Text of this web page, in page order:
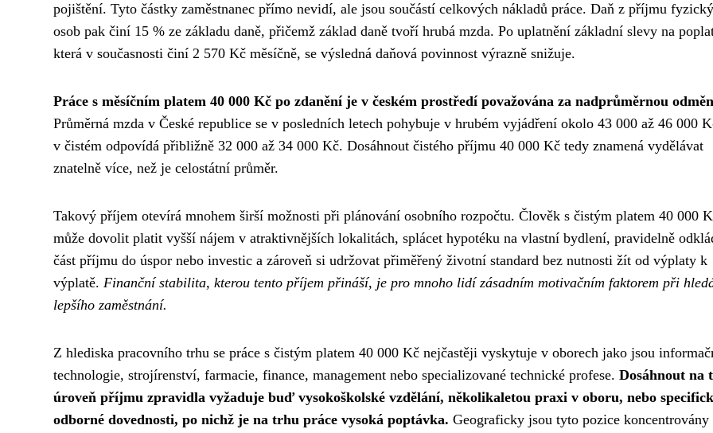
pojištění. Tyto částky zaměstnanec přímo nevidí, ale jsou součástí celkových nákladů práce. Daň z příjmu
osob pak činí 15 % ze základu daně, přičemž základ daně tvoří hrubá mzda. Po uplatnění základní slevy na
která v současnosti činí 2 570 Kč měsíčně, se výsledná daňová povinnost výrazně snižuje.
Práce s měsíčním platem 40 000 Kč po zdanění je v českém prostředí považována za nadprůměrnou
Průměrná mzda v České republice se v posledních letech pohybuje v hrubém vyjádření okolo 43 000 až 46 000
v čistém odpovídá přibližně 32 000 až 34 000 Kč. Dosáhnout čistého příjmu 40 000 Kč tedy znamená vydělávat
znatelně více, než je celostátní průměr.
Takový příjem otevírá mnohem širší možnosti při plánování osobního rozpočtu. Člověk s čistým platem 40 000
může dovolit platit vyšší nájem v atraktivnějších lokalitách, splácet hypotéku na vlastní bydlení, pravidelně
část příjmu do úspor nebo investic a zároveň si udržovat přiměřený životní standard bez nutnosti žít od výplaty k
výplatě. Finanční stabilita, kterou tento příjem přináší, je pro mnoho lidí zásadním motivačním faktorem při
lepšího zaměstnání.
Z hlediska pracovního trhu se práce s čistým platem 40 000 Kč nejčastěji vyskytuje v oborech jako jsou
technologie, strojírenství, farmacie, finance, management nebo specializované technické profese. Dosáhnout na
úroveň příjmu zpravidla vyžaduje buď vysokoškolské vzdělání, několikaletou praxi v oboru, nebo
odborné dovednosti, po nichž je na trhu práce vysoká poptávka. Geograficky jsou tyto pozice koncentrovány